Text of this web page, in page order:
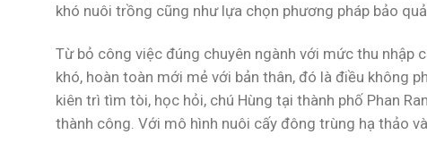
khó nuôi trồng cũng như lựa chọn phương pháp bảo
Từ bỏ công việc đúng chuyên ngành với mức thu
khó, hoàn toàn mới mẻ với bản thân, đó là điều không
kiên trì tìm tòi, học hỏi, chú Hùng tại thành phố Phan
thành công. Với mô hình nuôi cấy đông trùng hạ thảo